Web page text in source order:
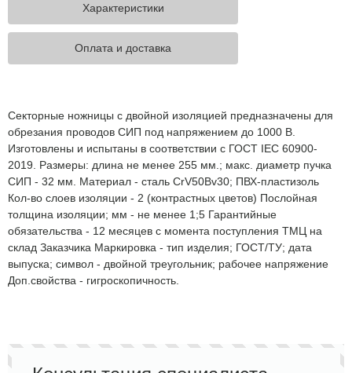
Характеристики
Оплата и доставка
Секторные ножницы с двойной изоляцией предназначены для
обрезания проводов СИП под напряжением до 1000 В.
Изготовлены и испытаны в соответствии с ГОСТ IEC 60900-
2019. Размеры: длина не менее 255 мм.; макс. диаметр пучка
СИП - 32 мм. Материал - сталь CrV50Bv30; ПВХ-пластизоль
Кол-во слоев изоляции - 2 (контрастных цветов) Послойная
толщина изоляции; мм - не менее 1;5 Гарантийные
обязательства - 12 месяцев с момента поступления ТМЦ на
склад Заказчика Маркировка - тип изделия; ГОСТ/ТУ; дата
выпуска; символ - двойной треугольник; рабочее напряжение
Доп.свойства - гигроскопичность.